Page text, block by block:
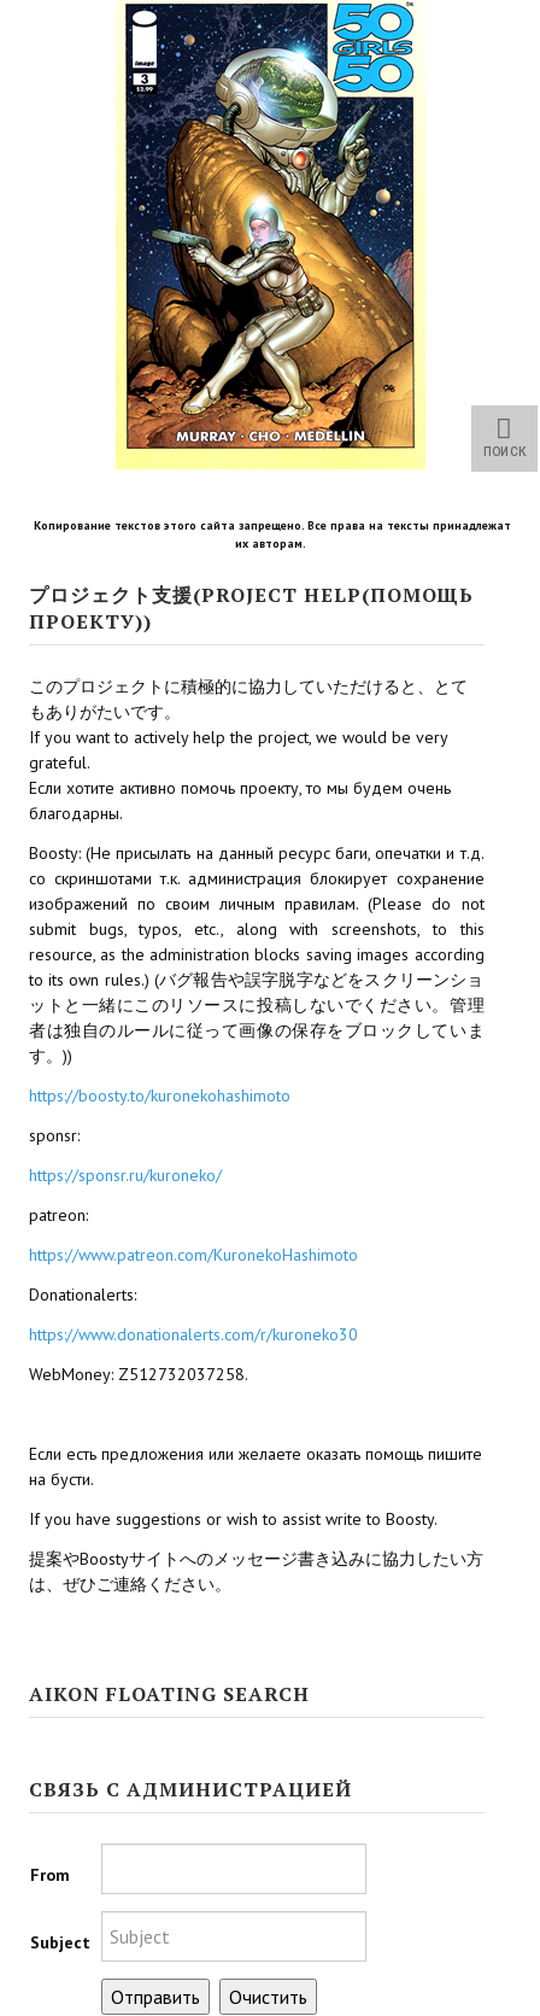
Небесный воин
Немного героев меча и магии
Расширенная версия Х3
REBalance
Работы Kuroneko
Doom 3 Remaster Fan Edition
X2 - The Threat Remaster Fan Edition
Quake III Arena Remaster Fan Edition
Star Trek Voyager Elite Force Remaster Fan Edition
Age of Pirates: Caribbean Tales Remaster Fan Edition
Sea Dogs - City of Abandoned Ships Remaster Fan Edition
Sea Dogs Remaster Fan Edition
НОВОСТИ ПОРТАЛА
Новости
Новости Архив
МОДЫ ДЛЯ ИГР
Патчи
Mass Effect 3
Моды
Divinity Original Sin Enhanced Edition
Dragon Age 2
Dragon Age: Inquisition
GTA 5
Kingdoms of Amalur: Reckoning
Mass Effect Andromeda
Sims 3
Star Wars Jedi Knight: Dark Force II
Star Wars Knights of the Old Republic 1
Star Wars Knights of the Old Republic 2
Titan Quest Immortal Throne
Копирование текстов этого сайта запрещено. Все права на тексты принадлежат
их авторам.
プロジェクト支援(PROJECT HELP(ПОМОЩЬ
ПРОЕКТУ))
このプロジェクトに積極的に協力していただけると、とて
もありがたいです。
If you want to actively help the project, we would be very
grateful.
Если хотите активно помочь проекту, то мы будем очень
благодарны.
Boosty: (Не присылать на данный ресурс баги, опечатки и т.д.
со скриншотами т.к. администрация блокирует сохранение
изображений по своим личным правилам. (Please do not
submit bugs, typos, etc., along with screenshots, to this
resource, as the administration blocks saving images according
to its own rules.) (バグ報告や誤字脱字などをスクリーンショ
ットと一緒にこのリソースに投稿しないでください。管理
者は独自のルールに従って画像の保存をブロックしていま
す。))
https://boosty.to/kuronekohashimoto
sponsr:
https://sponsr.ru/kuroneko/
patreon:
https://www.patreon.com/KuronekoHashimoto
Donationalerts:
https://www.donationalerts.com/r/kuroneko30
WebMoney: Z512732037258.
Если есть предложения или желаете оказать помощь пишите
на бусти.
If you have suggestions or wish to assist write to Boosty.
提案やBoostyサイトへのメッセージ書き込みに協力したい方
は、ぜひご連絡ください。
AIKON FLOATING SEARCH
ПОИСК
СВЯЗЬ С АДМИНИСТРАЦИЕЙ
From
Subject